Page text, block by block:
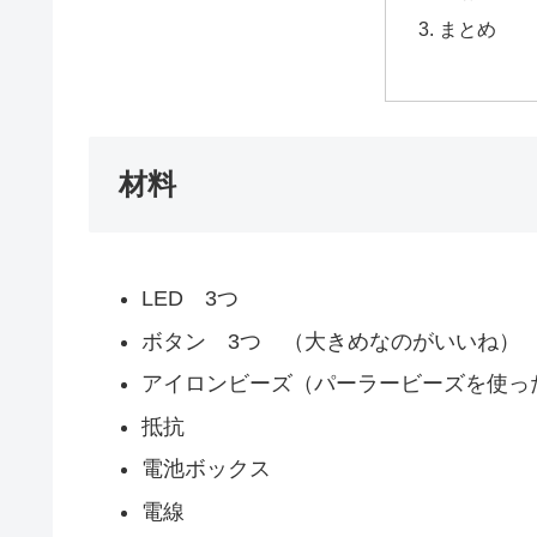
まとめ
材料
LED 3つ
ボタン 3つ （大きめなのがいいね）
アイロンビーズ（パーラービーズを使っ
抵抗
電池ボックス
電線